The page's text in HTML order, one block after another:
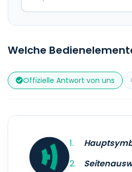
Welche
Offizielle Antwort von uns